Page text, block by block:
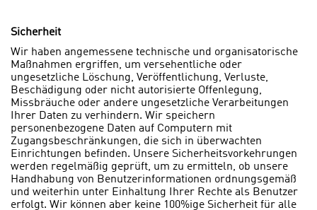
Sicherheit
Wir haben angemessene technische und organisatorische
Maßnahmen ergriffen, um versehentliche oder
ungesetzliche Löschung, Veröffentlichung, Verluste,
Beschädigung oder nicht autorisierte Offenlegung,
Missbräuche oder andere ungesetzliche Verarbeitungen
Ihrer Daten zu verhindern. Wir speichern
personenbezogene Daten auf Computern mit
Zugangsbeschränkungen, die sich in überwachten
Einrichtungen befinden. Unsere Sicherheitsvorkehrungen
werden regelmäßig geprüft, um zu ermitteln, ob unsere
Handhabung von Benutzerinformationen ordnungsgemäß
und weiterhin unter Einhaltung Ihrer Rechte als Benutzer
erfolgt. Wir können aber keine 100%ige Sicherheit für alle